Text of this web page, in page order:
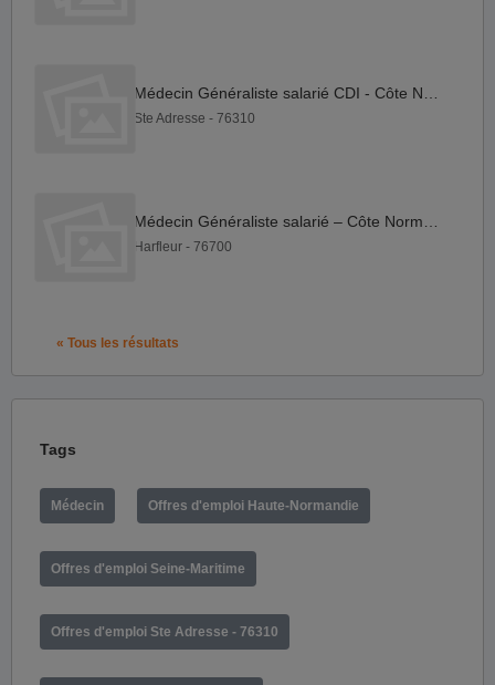
Ste Adresse - 76310
Harfleur - 76700
« Tous les résultats
Tags
Médecin Offres d'emploi Haute-Normandie
Offres d'emploi Seine-Maritime
Offres d'emploi Ste Adresse - 76310